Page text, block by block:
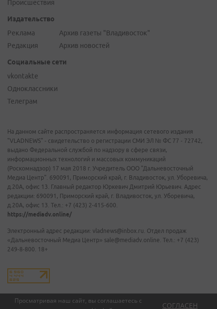
Просматривая наш сайт, вы соглашаетесь с
СОГЛАСЕН
Происшествия
Издательство
Реклама
Редакция
Архив газеты "Владивосток"
Архив новостей
Социальные сети
vkontakte
Одноклассники
Телеграм
На данном сайте распространяется информация сетевого издания
"VLADNEWS" - свидетельство о регистрации СМИ ЭЛ № ФС 77 - 72742,
выдано Федеральной службой по надзору в сфере связи,
информационных технологий и массовых коммуникаций
(Роскомнадзор) 17 мая 2018 г. Учредитель ООО "Дальневосточный
Медиа Центр". 690091, Приморский край, г. Владивосток, ул. Уборевича,
д.20А, офис 13. Главный редактор Юркевич Дмитрий Юрьевич. Адрес
редакции: 690091, Приморский край, г. Владивосток, ул. Уборевича,
д.20А, офис 13. Тел.: +7 (423) 2-415-600.
https://mediadv.online/
Электронный адрес редакции: vladnews@inbox.ru. Отдел продаж
«Дальневосточный Медиа Центр» sale@mediadv.online. Тел.: +7 (423)
249-8-800. 18+